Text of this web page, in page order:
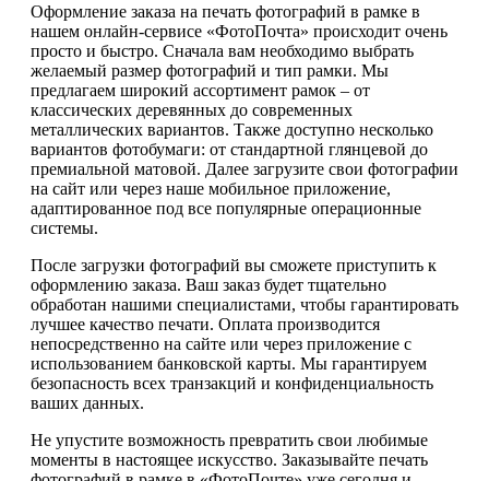
Оформление заказа на печать фотографий в рамке в
нашем онлайн-сервисе «ФотоПочта» происходит очень
просто и быстро. Сначала вам необходимо выбрать
желаемый размер фотографий и тип рамки. Мы
предлагаем широкий ассортимент рамок – от
классических деревянных до современных
металлических вариантов. Также доступно несколько
вариантов фотобумаги: от стандартной глянцевой до
премиальной матовой. Далее загрузите свои фотографии
на сайт или через наше мобильное приложение,
адаптированное под все популярные операционные
системы.
После загрузки фотографий вы сможете приступить к
оформлению заказа. Ваш заказ будет тщательно
обработан нашими специалистами, чтобы гарантировать
лучшее качество печати. Оплата производится
непосредственно на сайте или через приложение с
использованием банковской карты. Мы гарантируем
безопасность всех транзакций и конфиденциальность
ваших данных.
Не упустите возможность превратить свои любимые
моменты в настоящее искусство. Заказывайте печать